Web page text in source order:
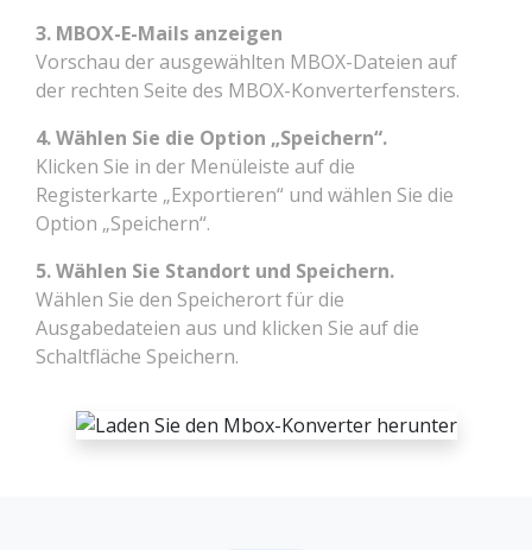
3. MBOX-E-Mails anzeigen
Vorschau der ausgewählten MBOX-Dateien auf
der rechten Seite des MBOX-Konverterfensters.
4. Wählen Sie die Option „Speichern“.
Klicken Sie in der Menüleiste auf die
Registerkarte „Exportieren“ und wählen Sie die
Option „Speichern“.
5. Wählen Sie Standort und Speichern.
Wählen Sie den Speicherort für die
Ausgabedateien aus und klicken Sie auf die
Schaltfläche Speichern.